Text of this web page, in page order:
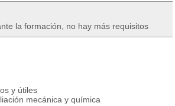
la formación, no hay más requisitos
y útiles
mecánica y química